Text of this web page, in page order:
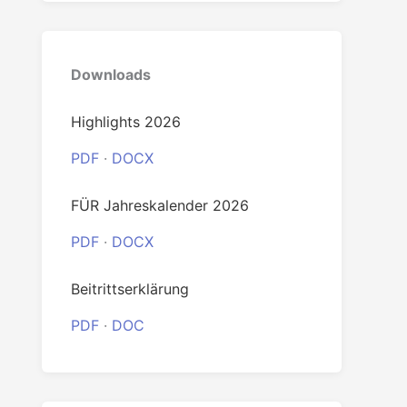
Downloads
Highlights 2026
PDF · DOCX
FÜR Jahreskalender 2026
PDF · DOCX
Beitrittserklärung
PDF · DOC